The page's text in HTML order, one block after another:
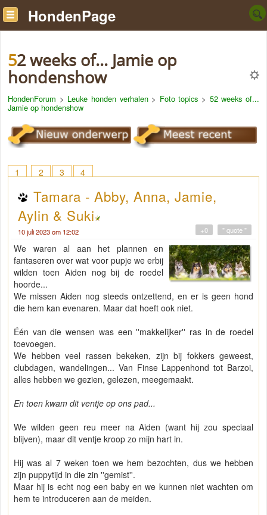
HondenPage
52 weeks of... Jamie op
hondenshow
HondenForum > Leuke honden verhalen> Foto topics > 52 weeks of...
Jamie op hondenshow
1 2 3 4
Tamara - Abby, Anna, Jamie,
Aylin & Suki
10 juli 2023 om 12:02 " quote "
+0
We waren al aan het plannen en
fantaseren over wat voor pupje we erbij
wilden toen Aiden nog bij de roedel
hoorde...
We missen Aiden nog steeds ontzettend, en er is geen hond
die hem kan evenaren. Maar dat hoeft ook niet.
Één van die wensen was een ''makkelijker'' ras in de roedel
toevoegen.
We hebben veel rassen bekeken, zijn bij fokkers geweest,
clubdagen, wandelingen... Van Finse Lappenhond tot Barzoi,
alles hebben we gezien, gelezen, meegemaakt.
En toen kwam dit ventje op ons pad...
We wilden geen reu meer na Aiden (want hij zou speciaal
blijven), maar dit ventje kroop zo mijn hart in.
Hij was al 7 weken toen we hem bezochten, dus we hebben
zijn puppytijd in die zin ''gemist''.
Maar hij is echt nog een baby en we kunnen niet wachten om
hem te introduceren aan de meiden.